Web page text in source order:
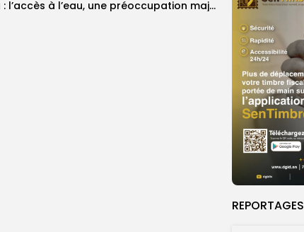
REPORTAGES
Touba : l’accès à l’eau, une préoccupation majeure avant le Grand Magal